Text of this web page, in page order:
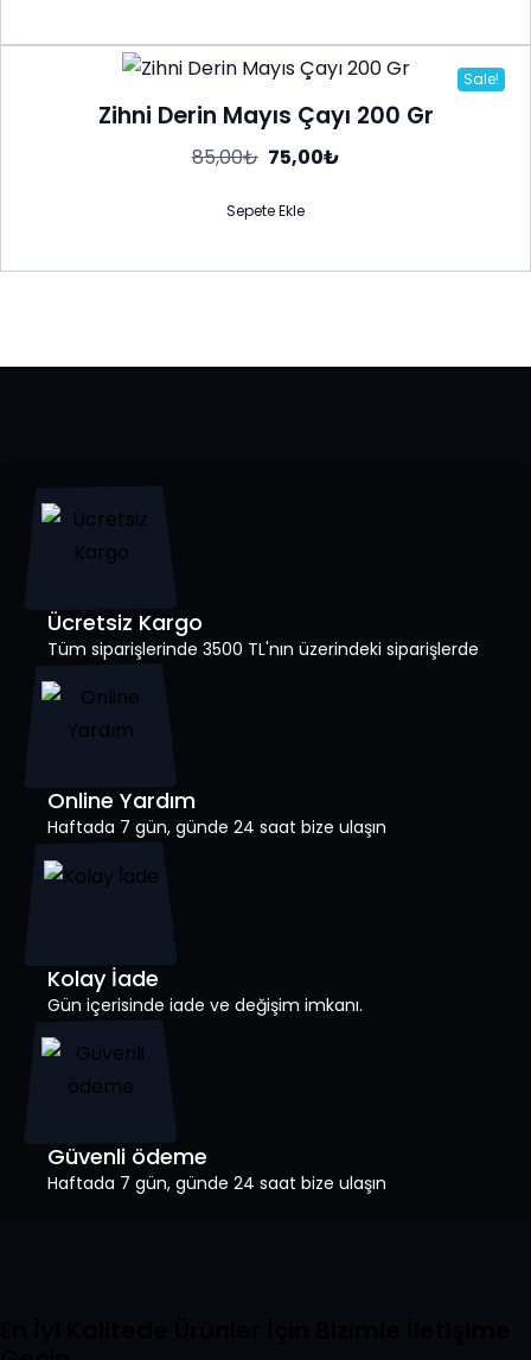
Sale!
Zihni Derin Mayıs Çayı 200 Gr
85,00₺ Orijinal
fiyat:
75,00₺Şu
Sepete Ekle
Ücretsiz Kargo
Tüm siparişlerinde 3500 TL'nın üzerindeki siparişlerde
Online Yardım
Haftada 7 gün, günde 24 saat bize ulaşın
Kolay İade
Gün içerisinde iade ve değişim imkanı.
Güvenli ödeme
Haftada 7 gün, günde 24 saat bize ulaşın